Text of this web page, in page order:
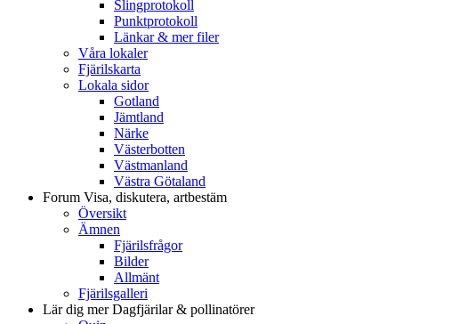
Slingprotokoll
Punktprotokoll
Länkar & mer filer
Våra lokaler
Fjärilskarta
Lokala sidor
Gotland
Jämtland
Närke
Västerbotten
Västmanland
Västra Götaland
Forum Visa, diskutera, artbestäm
Översikt
Ämnen
Fjärilsfrågor
Bilder
Allmänt
Fjärilsgalleri
Lär dig merDagfjärilar & pollinatörer